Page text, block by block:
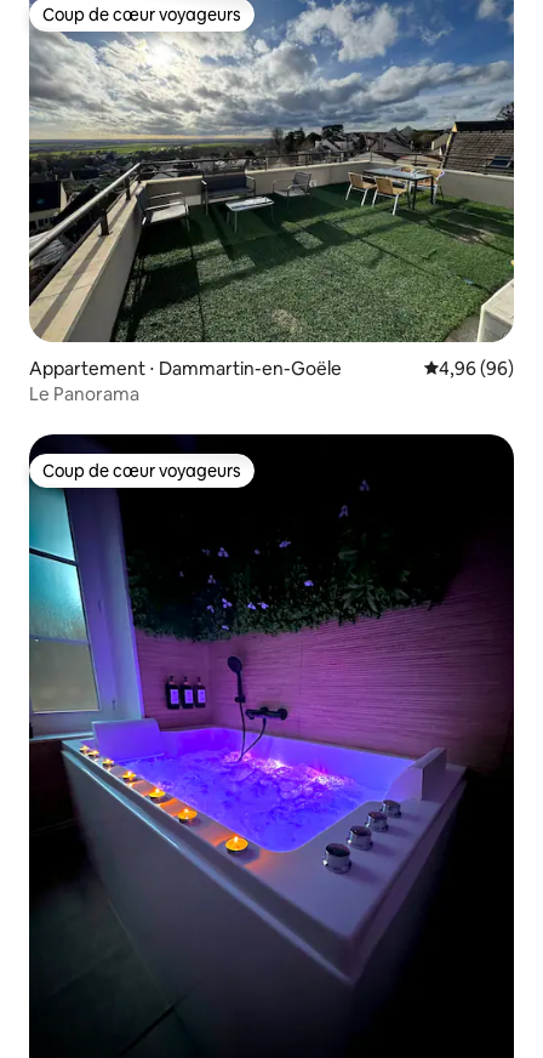
Coup de cœur voyageurs
Coup de cœur voyageurs
Appartement ⋅ Dammartin-en-Goële Évaluation
4,96 (96)
Le Panorama
Coup de cœur voyageurs
Coup de cœur voyageurs